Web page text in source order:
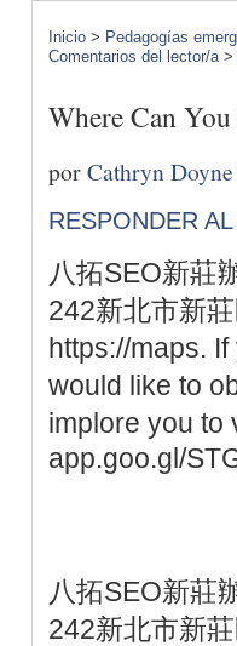
Inicio > Pedagogías
Comentarios del lector/a>
Where Can
porCathryn Doyne
RESPONDER
八拓SEO新莊
242新北市新
https://maps.
would like to
implore you to
app.goo.gl/
八拓SEO新莊
242新北市新